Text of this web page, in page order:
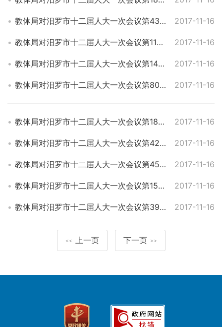
教体局对汨罗市十二届人大一次会议第43号建议的答复 2017-11-16
教体局对汨罗市十二届人大一次会议第112号建议的答复 2017-11-16
教体局对汨罗市十二届人大一次会议第147号建议的答复 2017-11-16
教体局对汨罗市十二届人大一次会议第80号建议的答复 2017-11-16
教体局对汨罗市十二届人大一次会议第181号建议的答复 2017-11-16
教体局对汨罗市十二届人大一次会议第42号建议的答复 2017-11-16
教体局对汨罗市十二届人大一次会议第45号建议的答复 2017-11-16
教体局对汨罗市十二届人大一次会议第154号建议的答复 2017-11-16
教体局对汨罗市十二届人大一次会议第39号建议的答复 2017-11-16
<< 上一页 下一页 >>